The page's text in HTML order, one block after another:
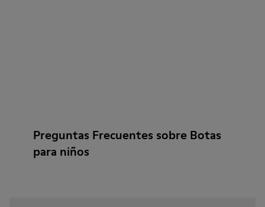
Preguntas Frecuentes sobre Botas
para niños